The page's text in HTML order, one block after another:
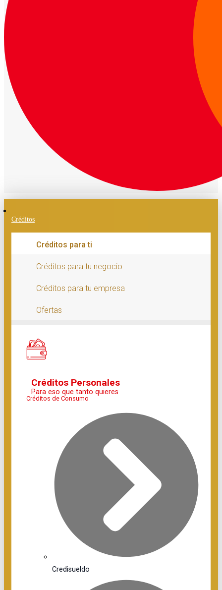
Créditos
Créditos para ti
Créditos para tu negocio
Créditos para tu empresa
Ofertas
Créditos Personales
Para eso que tanto quieres
Créditos de Consumo
Credisueldo